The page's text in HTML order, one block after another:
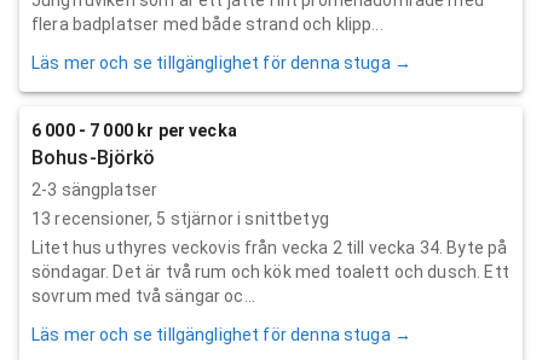
flera badplatser med både strand och klipp...
Läs mer och se tillgänglighet för denna stuga →
6 000 - 7 000 kr per vecka
Bohus-Björkö
2-3 sängplatser
13 recensioner, 5 stjärnor i snittbetyg
Litet hus uthyres veckovis från vecka 2 till vecka 34. Byte på
söndagar. Det är två rum och kök med toalett och dusch. Ett
sovrum med två sängar oc...
Läs mer och se tillgänglighet för denna stuga →